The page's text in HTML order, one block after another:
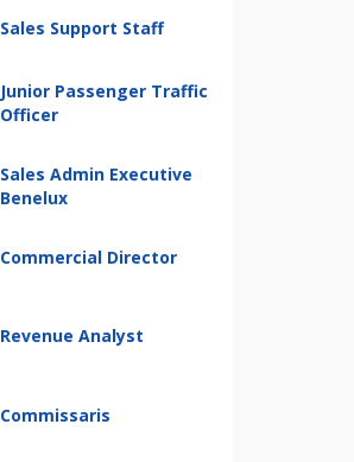
Sales Support Staff
Junior Passenger Traffic
Officer
Sales Admin Executive
Benelux
Commercial Director
Revenue Analyst
Commissaris